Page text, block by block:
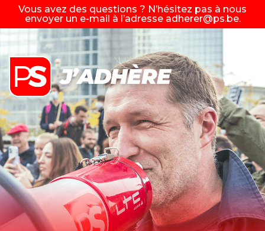
Vous avez des questions ? N’hésitez pas à nous
envoyer un e-mail à l’adresse adherer@ps.be.
J’ADHÈRE